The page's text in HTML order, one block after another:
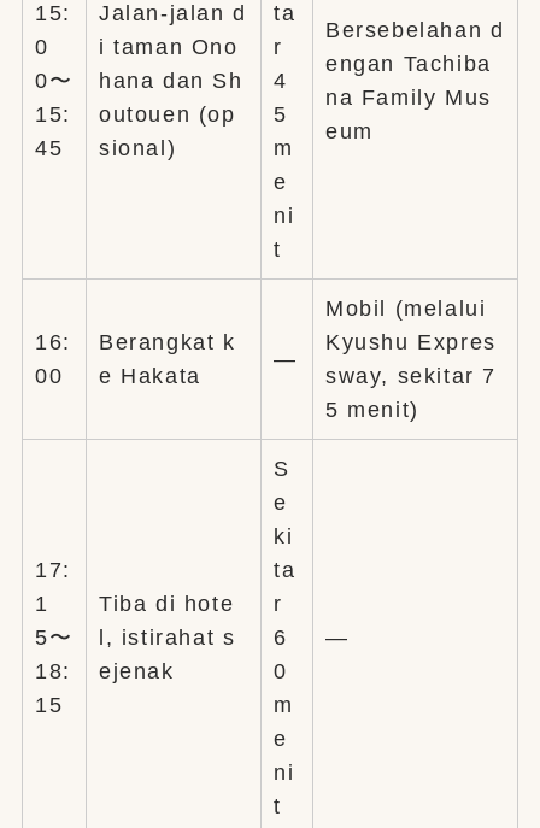
15:
0
0〜
15:
45
Jalan-jalan d
i taman Ono
hana dan Sh
outouen (op
sional)
ta
r
4
5
m
e
ni
t
Bersebelahan d
engan Tachiba
na Family Mus
eum
16:
00
Berangkat k
e Hakata
—
Mobil (melalui
Kyushu Expres
sway, sekitar 7
5 menit)
17:
1
5〜
18:
15
Tiba di hote
l, istirahat s
ejenak
S
e
ki
ta
r
6
0
m
e
ni
t
—